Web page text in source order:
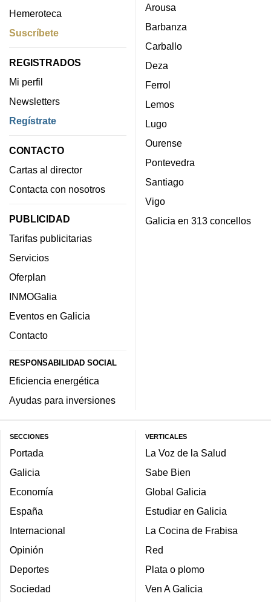
Hemeroteca
Suscríbete
REGISTRADOS
Mi perfil
Newsletters
Regístrate
CONTACTO
Cartas al director
Contacta con nosotros
PUBLICIDAD
Tarifas publicitarias
Servicios
Oferplan
INMOGalia
Eventos en Galicia
Contacto
RESPONSABILIDAD SOCIAL
Eficiencia energética
Ayudas para inversiones
Arousa
Barbanza
Carballo
Deza
Ferrol
Lemos
Lugo
Ourense
Pontevedra
Santiago
Vigo
Galicia en 313 concellos
SECCIONES
Portada
Galicia
Economía
España
Internacional
Opinión
Deportes
Sociedad
VERTICALES
La Voz de la Salud
Sabe Bien
Global Galicia
Estudiar en Galicia
La Cocina de Frabisa
Red
Plata o plomo
Ven A Galicia